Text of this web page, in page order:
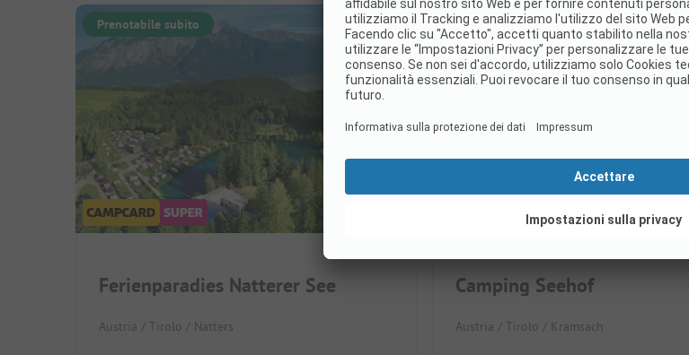
Prenotabile subito
Ferienparadies Natterer See
Austria / Tirolo / Natters
Prenotabile subito
Camping Seehof
Austria / Tirolo / Kramsach